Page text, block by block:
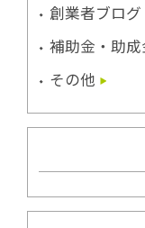
創業者ブログ
補助金・助成
その他